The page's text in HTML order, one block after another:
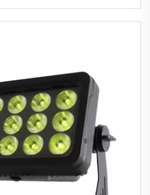
DJ, discotecă, bar
scenă